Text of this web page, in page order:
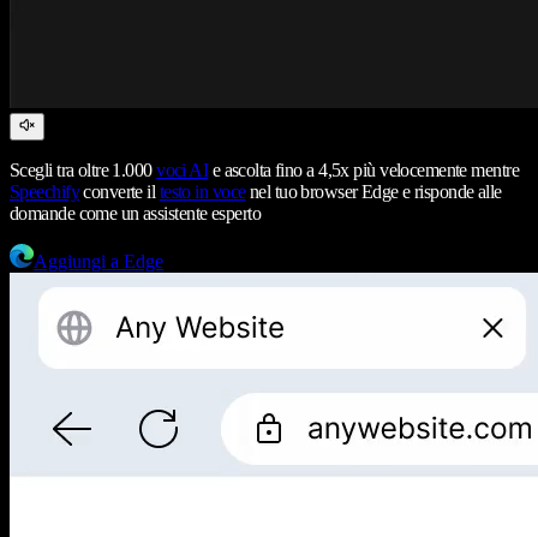
Scegli tra oltre 1.000voci AIe ascolta fino a 4,5x più velocemente mentre
Speechifyconverte il testo in vocenel tuo browser Edge e risponde alle
domande come un assistente esperto
Aggiungi a Edge